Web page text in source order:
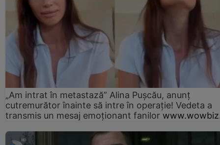
„Am intrat în metastază” Alina Pușcău, anunț
cutremurător înainte să intre în operație! Vedeta a
transmis un mesaj emoționant fanilor